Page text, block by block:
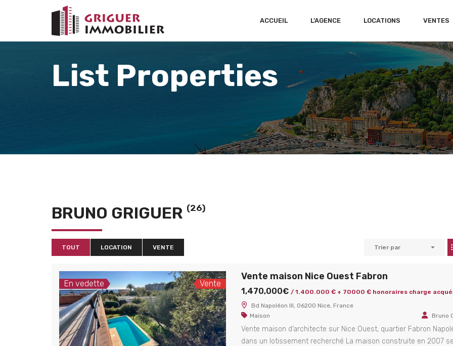
ACCUEIL L’AGENCE LOCATIONS VENTES
List Properties
BRUNO GRIGUER (26)
TOUT LOCATION VENTE Trier par
En vedette Vente
Vente maison Nice Ouest Fabron
1,470,000€ / 1.400.000 € + 70000 € honoraires charge
Bd Napoléon III, 06200 Nice, France
Maison
Bruno
Vente maison d’architecte sur Nice Ouest, quartier Fabron
dans un lotissement recherché La maison construite en 2007 se